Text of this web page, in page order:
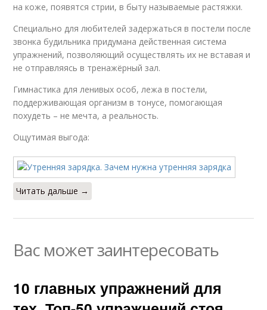
на коже, появятся стрии, в быту называемые растяжки.
Специально для любителей задержаться в постели после
звонка будильника придумана действенная система
упражнений, позволяющий осуществлять их не вставая и
не отправляясь в тренажёрный зал.
Гимнастика для ленивых особ, лежа в постели,
поддерживающая организм в тонусе, помогающая
похудеть – не мечта, а реальность.
Ощутимая выгода:
Читать дальше →
Вас может заинтересовать
10 главных упражнений для